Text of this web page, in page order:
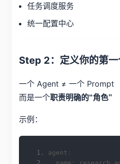
任务调度服务
统一配置中心
Step 2：定义你的第
一个 Agent ≠ 一个 Prompt
而是一个职责明确的“角色”
示例：
agent :